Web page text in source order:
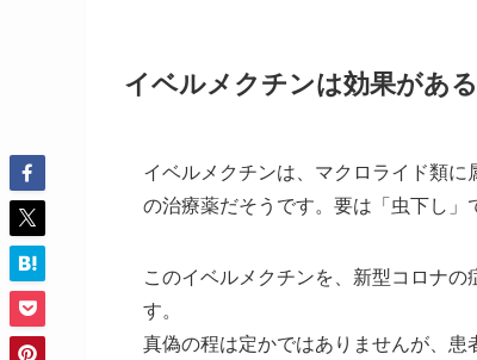
イベルメクチンは効果があ
イベルメクチンは、マクロライド類
の治療薬だそうです。要は「虫下し」
このイベルメクチンを、新型コロナ
す。
真偽の程は定かではありませんが、